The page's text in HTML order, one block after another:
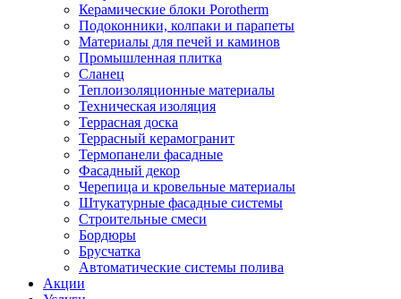
Керамические блоки Porotherm
Подоконники, колпаки и парапеты
Материалы для печей и каминов
Промышленная плитка
Сланец
Теплоизоляционные материалы
Техническая изоляция
Террасная доска
Террасный керамогранит
Термопанели фасадные
Фасадный декор
Черепица и кровельные материалы
Штукатурные фасадные системы
Строительные смеси
Бордюры
Брусчатка
Автоматические системы полива
Акции